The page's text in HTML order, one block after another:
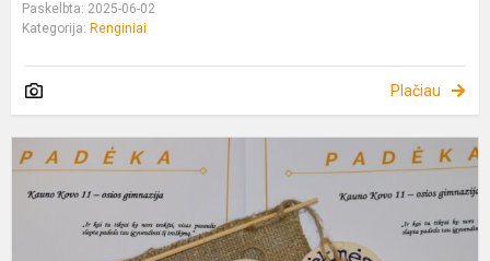
Paskelbta: 2025-06-02
Kategorija: Renginiai
Plačiau